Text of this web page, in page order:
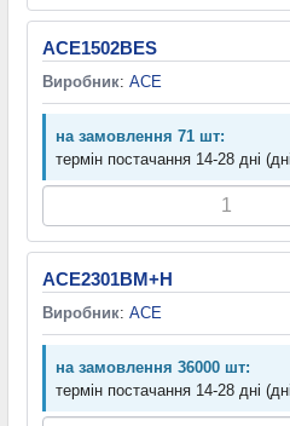
ACE1502BES
Виробник: ACE
на замовлення 71 шт:
термін постачання 14-28 дні
ACE2301BM+H
Виробник: ACE
на замовлення 36000 шт:
термін постачання 14-28 дні